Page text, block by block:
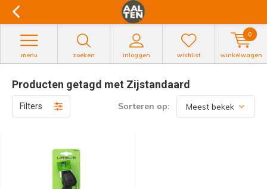
zoeken inloggen
menu wishlist winkelwagen
0
Producten getagd met Zijstandaard
Filters Sorteren op: